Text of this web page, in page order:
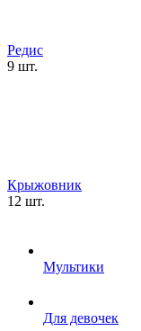
Редис
9 шт.
Крыжовник
12 шт.
Мультики
Для девочек